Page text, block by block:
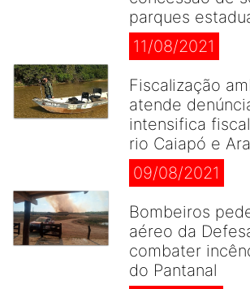
parques
11/08/2021
Fiscalização
atende
intensifica
rio Caiapó e
09/08/2021
Bombeiros
aéreo da
combater
do Pantanal